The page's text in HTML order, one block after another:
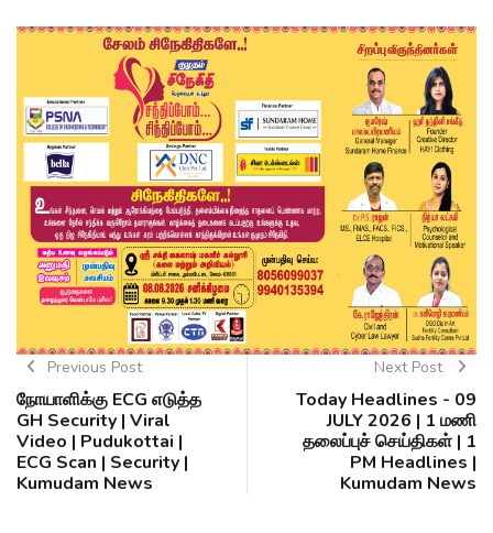
Previous Post
நோயாளிக்கு ECG எடுத்த
GH Security | Viral
Video | Pudukottai |
ECG Scan | Security |
Kumudam News
Next Post
Today Headlines - 09
JULY 2026 | 1 மணி
தலைப்புச் செய்திகள் | 1
PM Headlines |
Kumudam News